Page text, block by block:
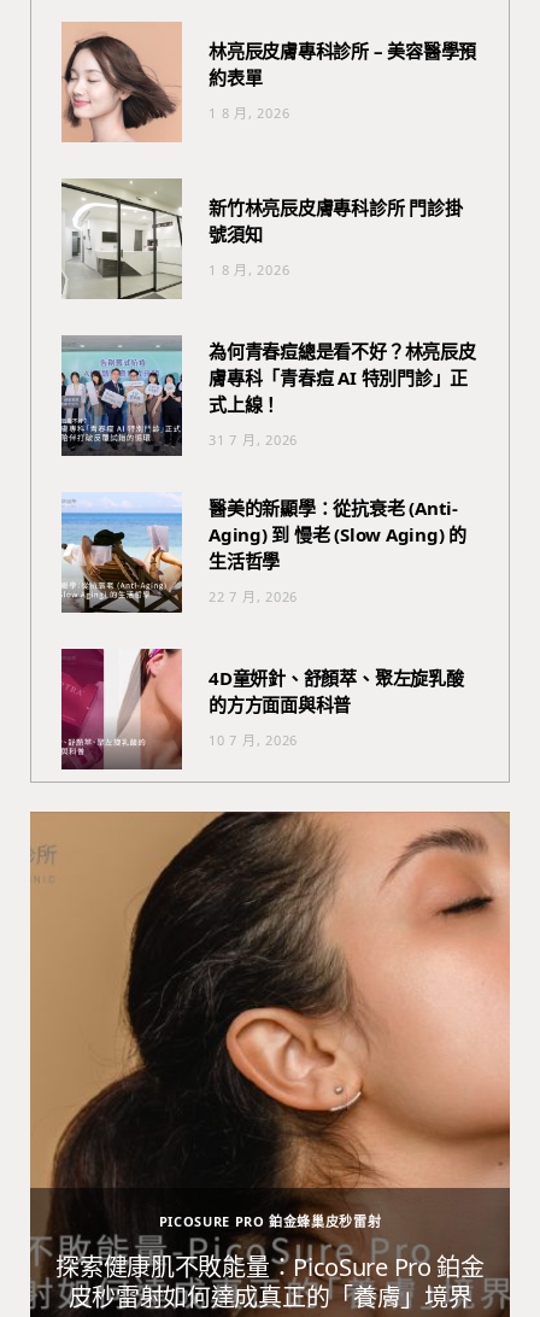
林亮辰皮膚專科診所 – 美容醫學預
約表單
1 8 月, 2026
新竹林亮辰皮膚專科診所 門診掛
號須知
1 8 月, 2026
為何青春痘總是看不好？林亮辰皮
膚專科「青春痘 AI 特別門診」正
式上線！
31 7 月, 2026
醫美的新顯學：從抗衰老 (Anti-
Aging) 到 慢老 (Slow Aging) 的
生活哲學
22 7 月, 2026
4D童妍針、舒顏萃、聚左旋乳酸
的方方面面與科普
10 7 月, 2026
PICOSURE PRO 鉑金蜂巢皮秒雷射
探索健康肌不敗能量：PicoSure Pro 鉑金
皮秒雷射如何達成真正的「養膚」境界